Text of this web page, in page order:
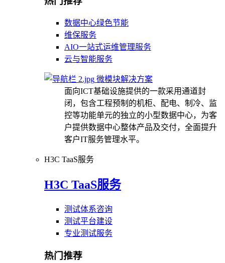
数据中心绿色节能
维保服务
AIO一站式运维管理服务
云与智能服务
微模块解决方案
面向ICT基础设施提供的一款采用通道封
闭，包含工程预制的机柜、配电、制冷、监
控等功能单元的独立的小型数据中心，为客
户提供数据中心整体产品及交付，全面提升
客户IT服务管理水平。
H3C TaaS服务
H3C TaaS服务
测试体系咨询
测试平台建设
专业测试服务
热门推荐